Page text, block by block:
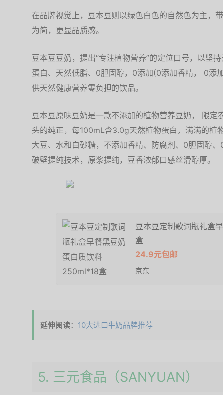
在品牌视觉上，豆本豆则以绿色白色的自然色为主，
为简，更显品质感。
豆本豆豆奶，提出“专注植物营养”的定位口号，以坚
蛋白、天然低脂、0胆固醇，0添加(0添加香精， 0添
供天然健康营养零负担的饮品。
豆本豆原味豆奶是一款不添加的植物营养豆奶， 限定
头的纯正，每100mL含3.0g天然植物蛋白，满满的植
大豆、水和白砂糖，不添加香精、防腐剂、0胆固醇
破壁提纯技术，原浆提纯，豆香浓郁口感丝滑醇厚。
豆本豆定制歌词瓶礼盒
盒
24.9元包邮
京东
延伸阅读： 10大进口牛奶品牌推荐
5. 三元食品（SANYUAN）